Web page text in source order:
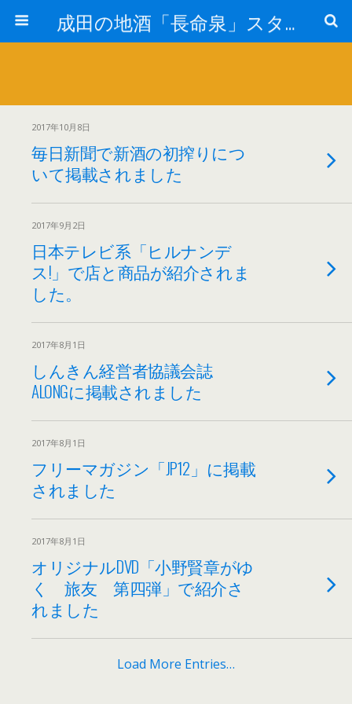
成田の地酒「長命泉」スタッフブログ
2017年10月8日
毎日新聞で新酒の初搾りにつ
いて掲載されました
2017年9月2日
日本テレビ系「ヒルナンデ
ス!」で店と商品が紹介されま
した。
2017年8月1日
しんきん経営者協議会誌
ALONGに掲載されました
2017年8月1日
フリーマガジン「JP12」に掲載
されました
2017年8月1日
オリジナルDVD「小野賢章がゆ
く 旅友 第四弾」で紹介さ
れました
Load More Entries…